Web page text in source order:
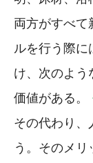
両方がすべ
ルを行う際に
け、次のよう
価値がある。
その代わり
う。そのメ